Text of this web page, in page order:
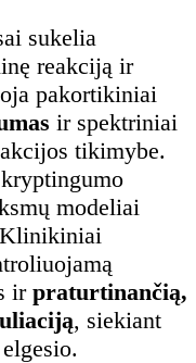
sukelia
reakciją ir
pakortikiniai
ir spektriniai
tikimybe.
modeliai
ir praturtinančią,
, siekiant